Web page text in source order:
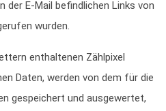
E-Mail befindlichen Links von
wurden.
enthaltenen Zählpixel
Daten, werden von dem für die
gespeichert und ausgewertet,